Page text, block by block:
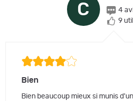
C
4
9
Bien
Bien beaucoup mieux si munis